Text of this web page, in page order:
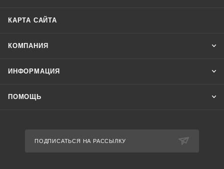
КАРТА САЙТА
КОМПАНИЯ
ИНФОРМАЦИЯ
ПОМОЩЬ
ПОДПИСАТЬСЯ НА РАССЫЛКУ